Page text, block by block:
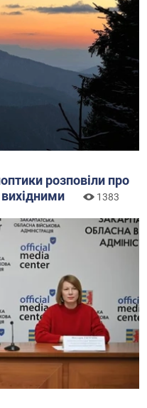
розповіли про
1383